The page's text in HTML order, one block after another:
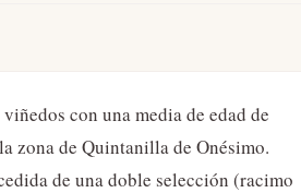
con una media de edad de
zona de Quintanilla de Onésimo.
de una doble selección (racimo